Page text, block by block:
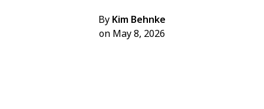
By Kim Behnke
on May 8, 2026